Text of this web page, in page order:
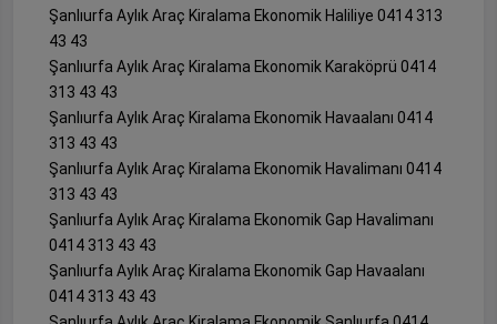
Şanlıurfa Aylık Araç Kiralama Ekonomik Haliliye 0414 313
43 43
Şanlıurfa Aylık Araç Kiralama Ekonomik Karaköprü 0414
313 43 43
Şanlıurfa Aylık Araç Kiralama Ekonomik Havaalanı 0414
313 43 43
Şanlıurfa Aylık Araç Kiralama Ekonomik Havalimanı 0414
313 43 43
Şanlıurfa Aylık Araç Kiralama Ekonomik Gap Havalimanı
0414 313 43 43
Şanlıurfa Aylık Araç Kiralama Ekonomik Gap Havaalanı
0414 313 43 43